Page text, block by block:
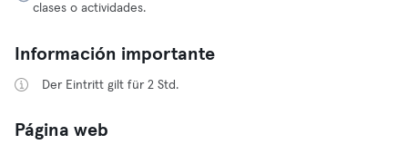
clases o actividades.
Información importante
Der Eintritt gilt für 2 Std.
Página web